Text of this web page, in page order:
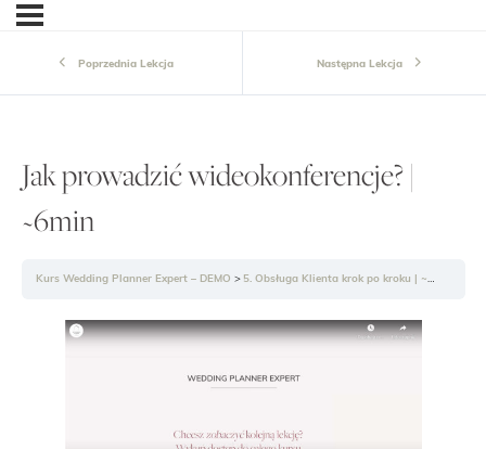
Poprzednia Lekcja Następna Lekcja
Jak prowadzić wideokonferencje? |
~6min
Kurs Wedding Planner Expert – DEMO 5. Obsługa Klienta krok po kroku | ~4g43min